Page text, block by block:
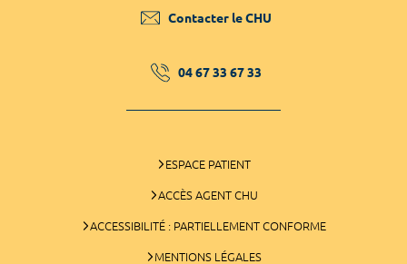
Contacter le CHU
04 67 33 67 33
ESPACE PATIENT
ACCÈS AGENT CHU
ACCESSIBILITÉ : PARTIELLEMENT CONFORME
MENTIONS LÉGALES